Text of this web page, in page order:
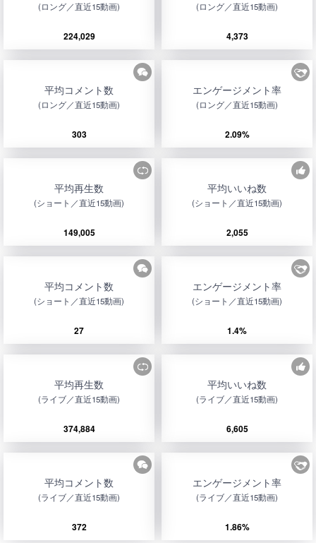
(ロング／直近15動画)
224,029
(ロング／直近15動画)
4,373
平均コメント数
(ロング／直近15動画)
303
エンゲージメント率
(ロング／直近15動画)
2.09%
平均再生数
(ショート／直近15動画)
149,005
平均いいね数
(ショート／直近15動画)
2,055
平均コメント数
(ショート／直近15動画)
27
エンゲージメント率
(ショート／直近15動画)
1.4%
平均再生数
(ライブ／直近15動画)
374,884
平均いいね数
(ライブ／直近15動画)
6,605
平均コメント数
(ライブ／直近15動画)
372
エンゲージメント率
(ライブ／直近15動画)
1.86%